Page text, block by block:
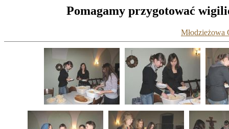
Pomagamy przygotować
Młodzieżowa